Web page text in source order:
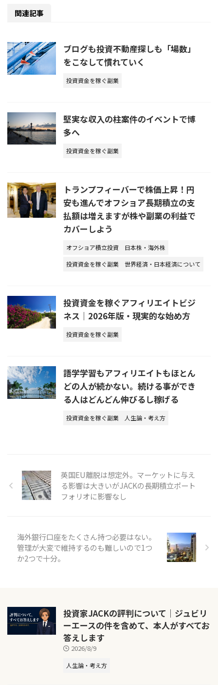
関連記事
ブログも投資不動産探しも「場数」
をこなして慣れていく
投資資金を稼ぐ副業
堅実な収入の柱案件のイベントで博
多へ
投資資金を稼ぐ副業
トランプフィーバーで株価上昇！円
安も進んでオフショア長期積立の支
払額は増えますが株や副業の利益で
カバーしよう
オフショア積立投資
日本株・海外株
投資資金を稼ぐ副業
世界経済・日本経済について
投資資金を稼ぐアフィリエイトビジ
ネス｜2026年版・現実的な始め方
投資資金を稼ぐ副業
語学学習もアフィリエイトもほとん
どの人が続かない。続ける事ができ
る人はどんどん伸びるし稼げる
投資資金を稼ぐ副業 人生論・考え方
英国EU離脱は想定外。マーケットに与え
る影響は大きいがJACKの長期積立ポート
フォリオに影響なし
海外銀行口座をたくさん持つ必要はない。
管理が大変で維持するのも難しいので1つ
か2つで十分。
投資家JACKの評判について｜ジュビリ
ーエースの件を含めて、本人がすべてお
答えします
2026/8/9
人生論・考え方